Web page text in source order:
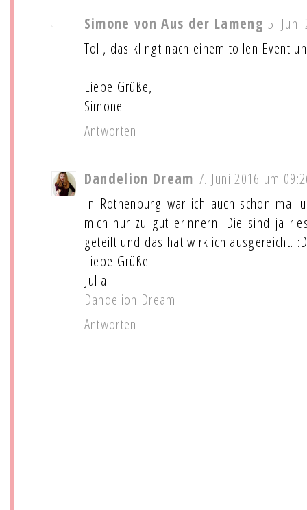
Simone von Aus der Lameng 5. Juni
Toll, das klingt nach einem tollen Event
Liebe Grüße,
Simone
Antworten
Dandelion Dream 7. Juni 2016 um
In Rothenburg war ich auch schon mal
mich nur zu gut erinnern. Die sind ja
geteilt und das hat wirklich ausgereicht.
Liebe Grüße
Julia
Dandelion Dream
Antworten